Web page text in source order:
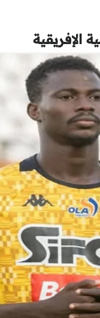
الإفريقية